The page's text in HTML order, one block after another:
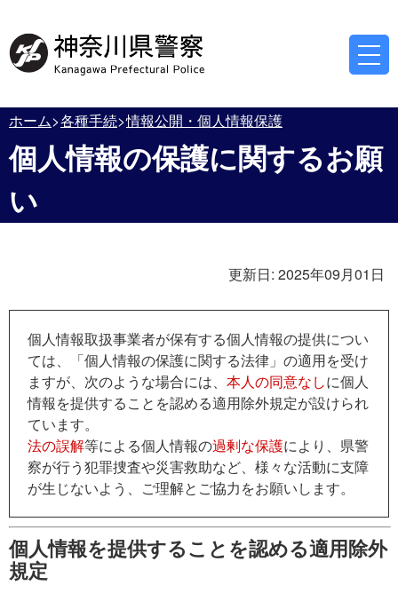
ホーム 各種手続 情報公開・個人情報保護
個人情報の保護に関するお願
い
更新日: 2025年09月01日
個人情報取扱事業者が保有する個人情報の提供につい
ては、「個人情報の保護に関する法律」の適用を受け
ますが、次のような場合には、 本人の同意なしに個人
情報を提供することを認める適用除外規定が設けられ
ています。
法の誤解等による個人情報の過剰な保護により、県警
察が行う犯罪捜査や災害救助など、様々な活動に支障
が生じないよう、ご理解とご協力をお願いします。
個人情報を提供することを認める適用除外
規定